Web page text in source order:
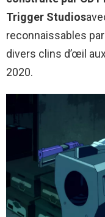
Trigger Studios
reconnaissables
divers clins d’œil
2020.